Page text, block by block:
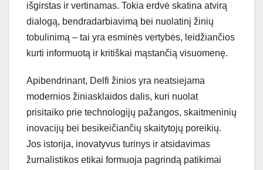
išgirstas ir vertinamas. Tokia erdvė skatina atvirą
dialogą, bendradarbiavimą bei nuolatinį žinių
tobulinimą – tai yra esminės vertybės, leidžiančios
kurti informuotą ir kritiškai mąstančią visuomenę.
Apibendrinant, Delfi žinios yra neatsiejama
modernios žiniasklaidos dalis, kuri nuolat
prisitaiko prie technologijų pažangos, skaitmeninių
inovacijų bei besikeičiančių skaitytojų poreikių.
Jos istorija, inovatyvus turinys ir atsidavimas
žurnalistikos etikai formuoja pagrindą patikimai